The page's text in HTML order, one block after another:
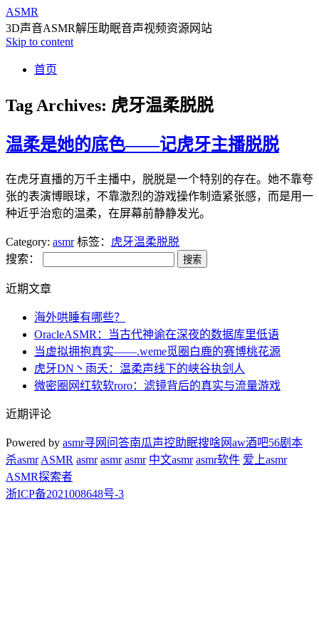
ASMR
3D声音ASMR解压助眠音声视频资源网站
Skip to content
首页
Tag Archives: 虎牙温柔脱脱
温柔是她的底色——记虎牙主播脱脱
在虎牙直播的万千主播中，脱脱是一个特别的存在。她不靠夸
张的表演博眼球，不靠激烈的游戏操作制造紧张感，而是用一
种近乎治愈的温柔，在屏幕前静静发光。
Category: asmr 标签： 虎牙温柔脱脱
搜索：
近期文章
海外哄睡有哪些？
OracleASMR：当古代神谕在深夜的数据库里低语
当虚拟拥抱真实——.weme觅圈白鹿的赛博桃花源
虎牙DN丶雨夭：温柔声线下的峡谷执剑人
微密圈网红软软roro：滤镜背后的真实与流量游戏
近期评论
Powered by asmr寻网问答南瓜声控助眠搜啥网aw酒吧56剧本
杀asmr ASMR asmr asmr asmr 中文asmr asmr软件 爱上asmr
ASMR探索者
浙ICP备2021008648号-3